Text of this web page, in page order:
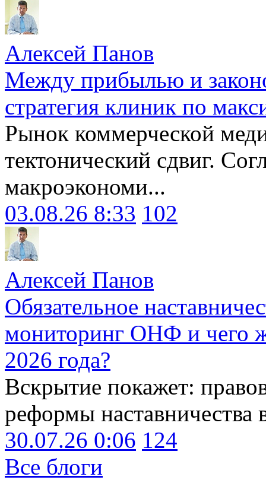
Алексей Панов
Между прибылью и
стратегия клиник по
Рынок коммерческой
тектонический сдвиг.
макроэкономи...
03.08.26 8:33 102
Алексей Панов
Обязательное
мониторинг ОНФ и чего
2026 года?
Вскрытие покажет:
реформы наставничества
30.07.26 0:06 124
Все блоги